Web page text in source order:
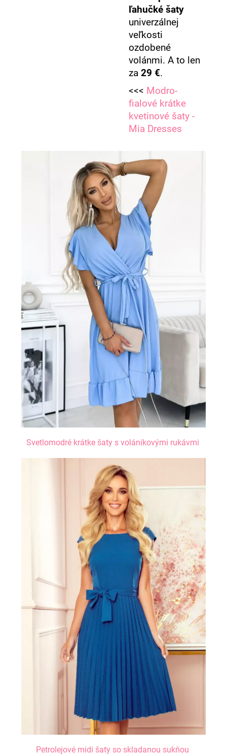
ľahučké šaty
univerzálnej
veľkosti
ozdobené
volánmi. A to len
za 29 €.
<<< Modro-
fialové krátke
kvetinové šaty -
Mia Dresses
Svetlomodré krátke šaty s volánikovými rukávmi
Petrolejové midi šaty so skladanou sukňou